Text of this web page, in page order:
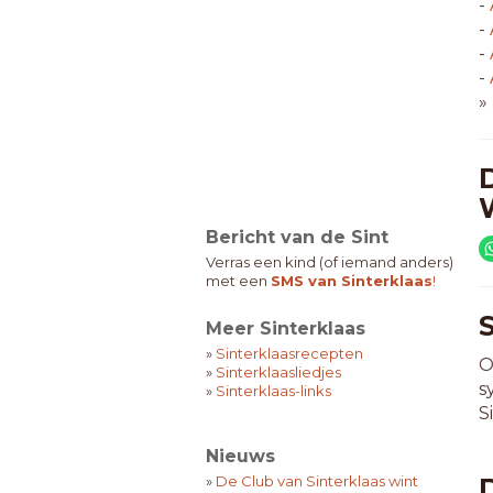
Bericht van de Sint
Verras een kind (of iemand anders)
met een SMS van Sinterklaas!
Meer Sinterklaas
» Sinterklaasrecepten
» Sinterklaasliedjes
» Sinterklaas-links
Nieuws
» De Club van Sinterklaas wint
-
-
-
-
»